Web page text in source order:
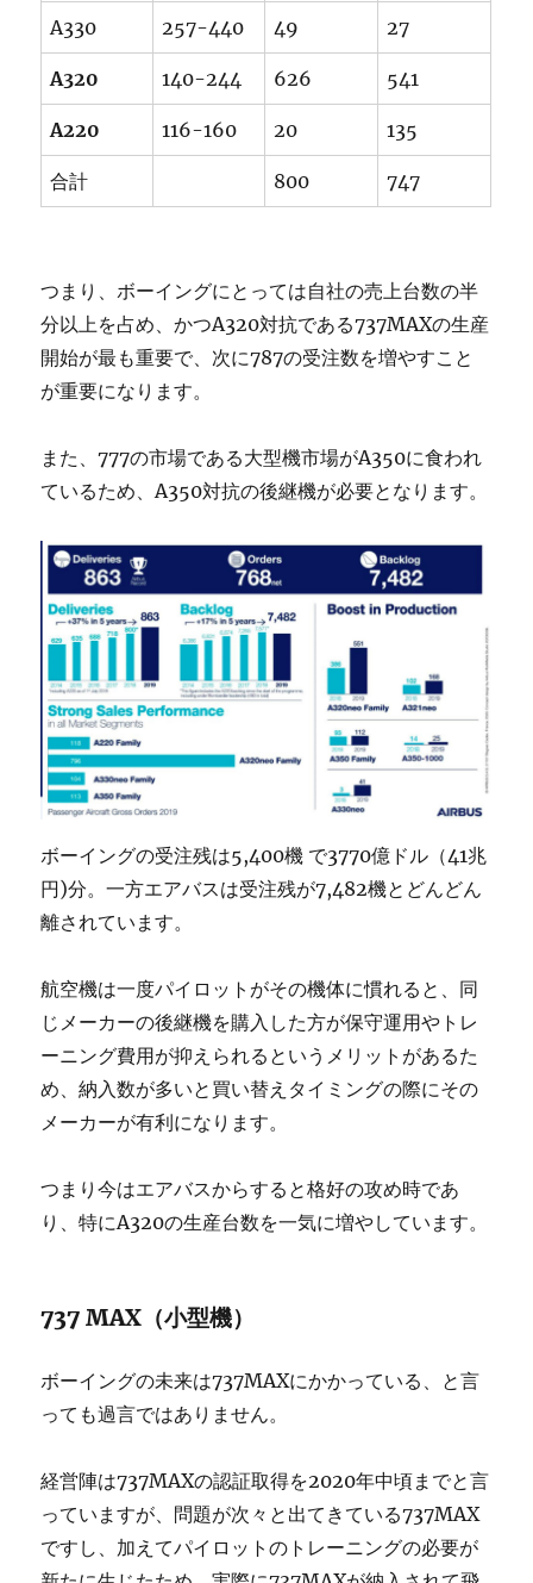
A330 257-440 49 27
A320 140-244 626 541
A220 116-160 20 135
合計 800 747
つまり、ボーイングにとっては自社の売上台数の半
分以上を占め、かつA320対抗である737MAXの生産
開始が最も重要で、次に787の受注数を増やすこと
が重要になります。
また、777の市場である大型機市場がA350に食われ
ているため、A350対抗の後継機が必要となります。
ボーイングの受注残は5,400機 で3770億ドル（41兆
円)分。一方エアバスは受注残が7,482機とどんどん
離されています。
航空機は一度パイロットがその機体に慣れると、同
じメーカーの後継機を購入した方が保守運用やトレ
ーニング費用が抑えられるというメリットがあるた
め、納入数が多いと買い替えタイミングの際にその
メーカーが有利になります。
つまり今はエアバスからすると格好の攻め時であ
り、特にA320の生産台数を一気に増やしています。
737 MAX（小型機）
ボーイングの未来は737MAXにかかっている、と言
っても過言ではありません。
経営陣は737MAXの認証取得を2020年中頃までと言
っていますが、問題が次々と出てきている737MAX
ですし、加えてパイロットのトレーニングの必要が